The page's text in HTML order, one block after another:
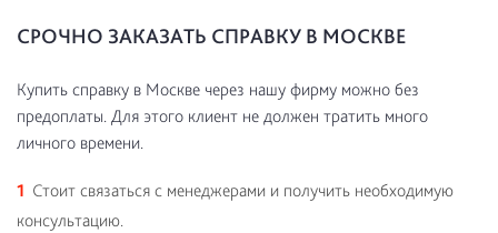
СРОЧНО ЗАКАЗАТЬ СПРАВКУ В МОСКВЕ
Купить справку в Москве через нашу фирму можно без
предоплаты. Для этого клиент не должен тратить много
личного времени.
Стоит связаться с менеджерами и получить необходимую
консультацию.